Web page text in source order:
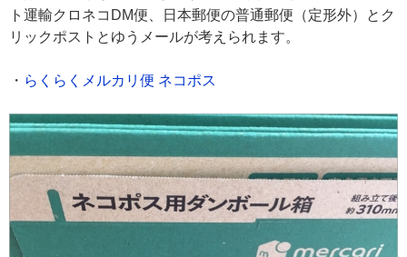
ト運輸クロネコDM便、日本郵便の普通郵便（定形外）とク
リックポストとゆうメールが考えられます。
・ らくらくメルカリ便 ネコポス